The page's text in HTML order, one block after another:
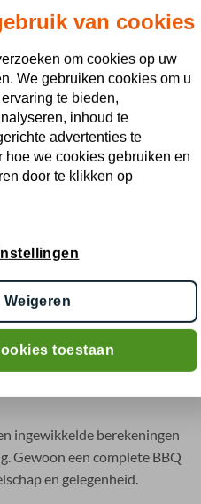
afgestemd op het
Zoetermeer inclusief
beschikbaar inclusief
opties beschikbaar?
halal, vegetarische en
en evenementen.
zorgen
hoeft geen tijdrovende
pakketten van BBQ
online. U kiest het gewenste
en ontvangt alles gekoeld
ingewikkelde berekeningen
Gewoon een complete BBQ
en gelegenheid.
van cookies
om cookies op uw
We gebruiken cookies om u
te bieden,
inhoud te
advertenties te
hoe we cookies gebruiken en
door te klikken op
Instellingen
Weigeren
toestaan